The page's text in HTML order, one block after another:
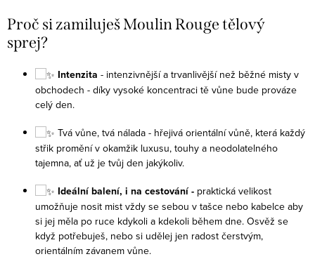
Proč si zamiluješ Moulin Rouge tělový
sprej?
Intenzita - intenzivnější a trvanlivější než běžné misty v
obchodech - díky vysoké koncentraci tě vůne bude prováze
celý den.
Tvá vůne, tvá nálada - hřejivá orientální vůně, která každý
střik promění v okamžik luxusu, touhy a neodolatelného
tajemna, ať už je tvůj den jakýkoliv.
Ideální balení, i na cestování - praktická velikost
umožňuje nosit mist vždy se sebou v tašce nebo kabelce aby
si jej měla po ruce kdykoli a kdekoli během dne. Osvěž se
když potřebuješ, nebo si udělej jen radost čerstvým,
orientálním závanem vůne.